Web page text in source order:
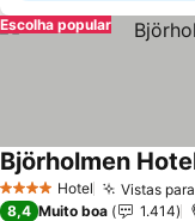
Escolha popular
4 EstrelasHotel Vistas
Björholmen
8,4 Muito boa 1.414